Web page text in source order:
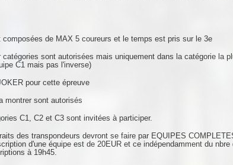
composées de MAX 5 coureurs et le temps est pris sur le 3e
catégories sont autorisées mais uniquement dans la catégorie la
C1 mais pas l'inverse)
pour cette épreuve
montrer sont autorisés
C1, C2 et C3 sont invitées à participer.
des transpondeurs devront se faire par EQUIPES
d'une équipe est de 20EUR et ce indépendamment du
à 19h45.